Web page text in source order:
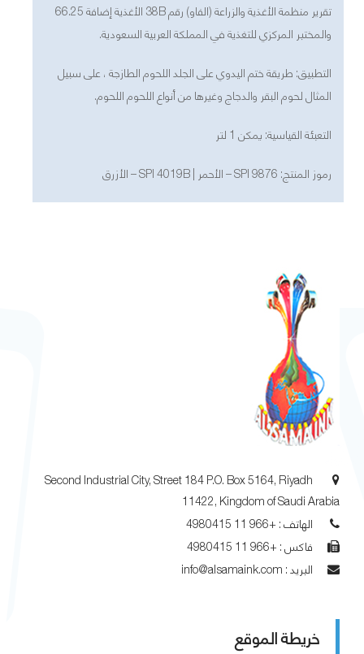
تقرير منظمة الأغذية والزراعة (الفاو) رقم 38B الأغذية إضافة 66.25
والمختبر المركزي للتغذية في المملكة العربية السعودية.
التطبيق: طريقة ختم اليدوي على الجلد اللحوم الطازجة ، على سبيل
المثال لحوم البقر والدجاج وغيرها من أنواع اللحوم اللحوم.
التعبئة القياسية: يمكن 1 لتر
رموز المنتج: SPI 9876 – الأحمر | SPI 4019B – الأزرق
Second Industrial City, Street 184 P.O. Box 5164, Riyadh
11422, Kingdom of Saudi Arabia
الهاتف : +966 11 4980415
فاكس : +966 11 4980415
البريد : info@alsamaink.com
خريطة الموقع